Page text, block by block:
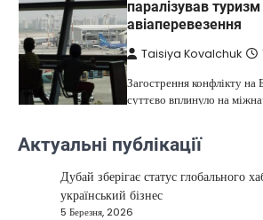
паралізував туризм
авіаперевезення
Taisiya Kovalchuk
Загострення конфлікту на
суттєво вплинуло на
НОВИНИ
США не
удару по Ірану у
переговорів
Актуальні публікації
Дубай зберігає статус глобального
український бізнес
5 Березня, 2026